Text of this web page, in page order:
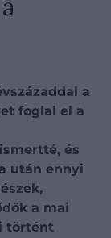
a
foglal el a
és
után ennyi
a mai
történt